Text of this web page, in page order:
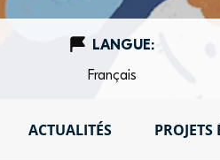
LANGUE:
Français
ACTUALITÉS